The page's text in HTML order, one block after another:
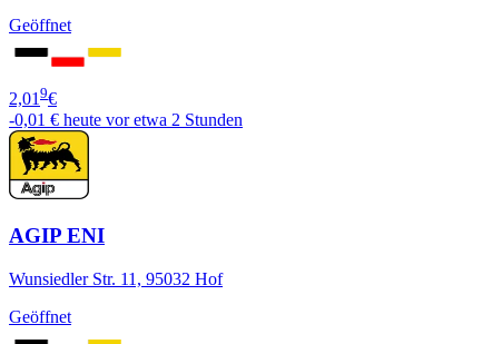
Geöffnet
2,019€
-0,01 € heute vor etwa 2 Stunden
AGIP ENI
Wunsiedler Str. 11, 95032 Hof
Geöffnet